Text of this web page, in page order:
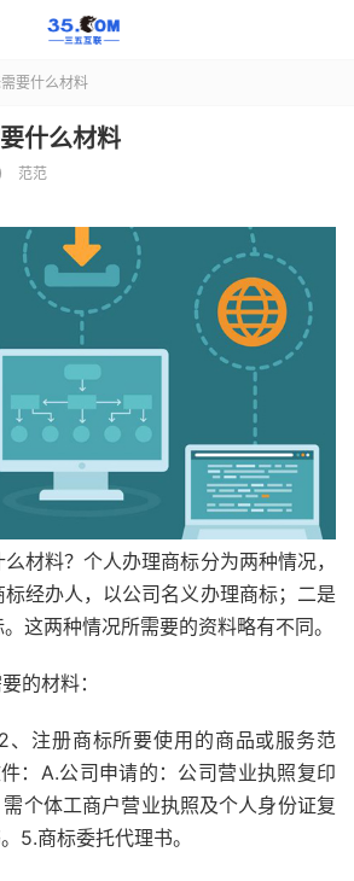
要什么材料
什么材料
范范
材料？个人办理商标分为两种情况，
经办人，以公司名义办理商标；二是
这两种情况所需要的资料略有不同。
的材料：
注册商标所要使用的商品或服务范
：A.公司申请的：公司营业执照复印
个体工商户营业执照及个人身份证复
5.商标委托代理书。